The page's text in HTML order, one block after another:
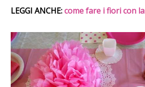
LEGGI ANCHE:come fare i fiori con